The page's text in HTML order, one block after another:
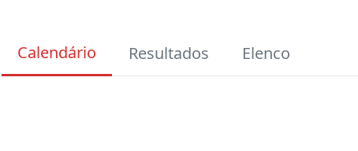
Calendário Resultados Elenco